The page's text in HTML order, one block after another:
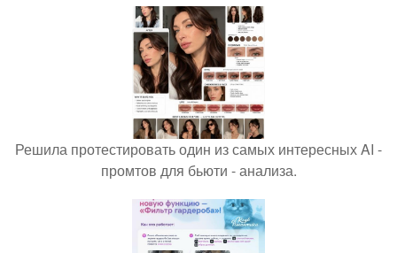
Решила протестировать один из самых интересных AI -
промтов для бьюти - анализа.